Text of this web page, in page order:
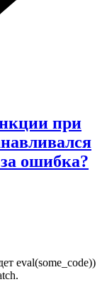
при
ошибка?
eval(some_code))